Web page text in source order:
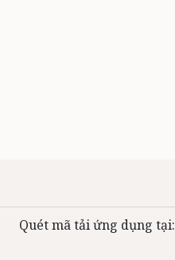
Quét mã tải ứng dụng tại: